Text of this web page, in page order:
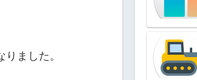
ました。